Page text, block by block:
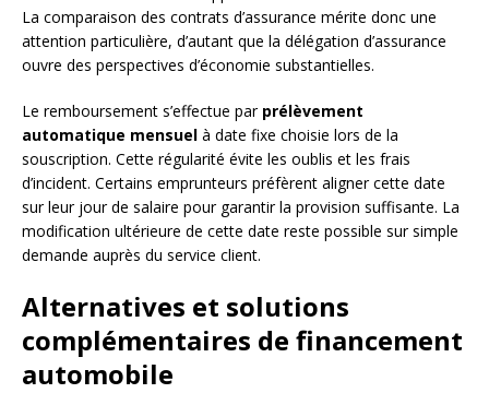
La comparaison des contrats d’assurance mérite donc une
attention particulière, d’autant que la délégation d’assurance
ouvre des perspectives d’économie substantielles.
Le remboursement s’effectue par prélèvement
automatique mensuel à date fixe choisie lors de la
souscription. Cette régularité évite les oublis et les frais
d’incident. Certains emprunteurs préfèrent aligner cette date
sur leur jour de salaire pour garantir la provision suffisante. La
modification ultérieure de cette date reste possible sur simple
demande auprès du service client.
Alternatives et solutions
complémentaires de financement
automobile